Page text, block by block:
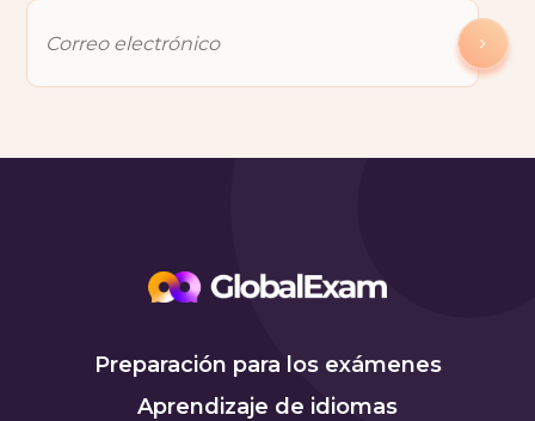
Preparación para los exámenes
Aprendizaje de idiomas